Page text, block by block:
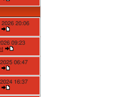
2026 20:06
09:23
06:47
16:37